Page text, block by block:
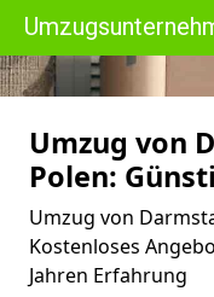
Umzug von
Polen:
Umzug von
Kostenloses
Jahren Erfahrung